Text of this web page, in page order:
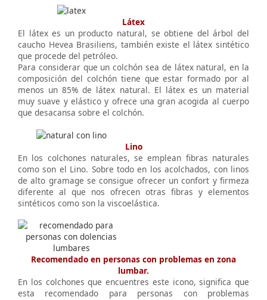
Látex
El látex es un producto natural, se obtiene del árbol del
caucho Hevea Brasiliens, también existe el látex sintético
que procede del petróleo.
Para considerar que un colchón sea de látex natural, en la
composición del colchón tiene que estar formado por al
menos un 85% de látex natural. El látex es un material
muy suave y elástico y ofrece una gran acogida al cuerpo
que desacansa sobre el colchón.
Lino
En los colchones naturales, se emplean fibras naturales
como son el Lino. Sobre todo en los acolchados, con linos
de alto gramage se consigue ofrecer un confort y firmeza
diferente al que nos ofrecen otras fibras y elementos
sintéticos como son la viscoelástica.
Recomendado en personas con problemas en zona
lumbar.
En los colchones que encuentres este icono, significa que
esta recomendado para personas con problemas